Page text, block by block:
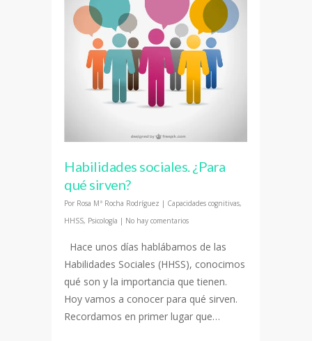
Habilidades sociales. ¿Para
qué sirven?
Por Rosa Mª Rocha Rodríguez | Capacidades cognitivas,
HHSS, Psicología | No hay comentarios
Hace unos días hablábamos de las
Habilidades Sociales (HHSS), conocimos
qué son y la importancia que tienen.
Hoy vamos a conocer para qué sirven.
Recordamos en primer lugar que…